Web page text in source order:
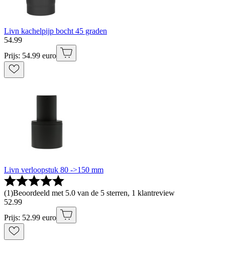
Livn kachelpijp bocht 45 graden
54.99
Prijs: 54.99 euro
Livn verloopstuk 80 ->150 mm
(1)Beoordeeld met 5.0 van de 5 sterren, 1 klantreview
52.99
Prijs: 52.99 euro